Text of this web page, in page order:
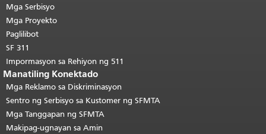
pahinang ito ay nauulit sa bawat
pahina.Bumalik sa tuktok ng
pangunahing nilalaman
Mga Serbisyo
Mga Proyekto
Paglilibot
SF 311
Impormasyon sa Rehiyon ng 511
Manatiling Konektado
Mga Reklamo sa Diskriminasyon
Sentro ng Serbisyo sa Kustomer ng SFMTA
Mga Tanggapan ng SFMTA
Makipag-ugnayan sa Amin